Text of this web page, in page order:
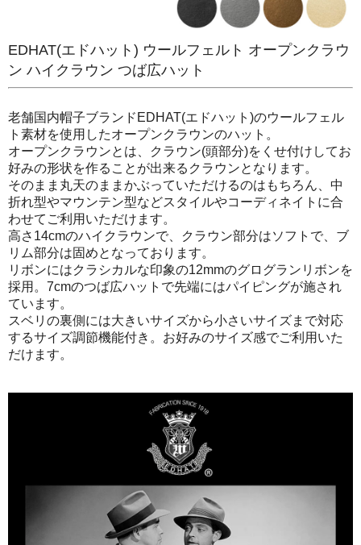
EDHAT(エドハット) ウールフェルト オープンクラウ
ン ハイクラウン つば広ハット
老舗国内帽子ブランドEDHAT(エドハット)のウールフェル
ト素材を使用したオープンクラウンのハット。
オープンクラウンとは、クラウン(頭部分)をくせ付けしてお
好みの形状を作ることが出来るクラウンとなります。
そのまま丸天のままかぶっていただけるのはもちろん、中
折れ型やマウンテン型などスタイルやコーディネイトに合
わせてご利用いただけます。
高さ14cmのハイクラウンで、クラウン部分はソフトで、ブ
リム部分は固めとなっております。
リボンにはクラシカルな印象の12mmのグログランリボンを
採用。7cmのつば広ハットで先端にはパイピングが施され
ています。
スベリの裏側には大きいサイズから小さいサイズまで対応
するサイズ調節機能付き。お好みのサイズ感でご利用いた
だけます。